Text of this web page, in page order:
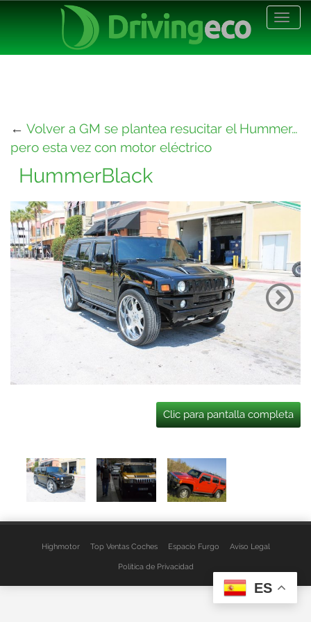
← Volver a GM se plantea resucitar el Hummer…
pero esta vez con motor eléctrico
HummerBlack
Clic para pantalla completa
Highmotor Top Ventas Coches Espacio Furgo Aviso Legal
Política de Privacidad
ES